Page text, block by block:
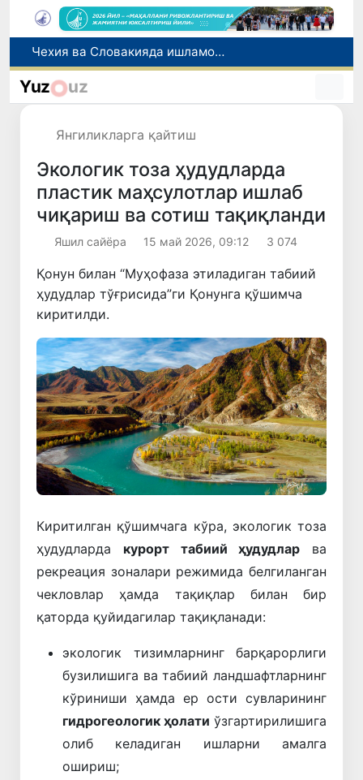
Боланинг фамилиясига отасининг исмини беришга рухсат берилади
Беҳруз Каримов фаолиятини Швейцариянинг «Лугано» клубида давом эттиради
Yuz uz
Янгиликларга қайтиш
Экологик тоза ҳудудларда
пластик маҳсулотлар ишлаб
чиқариш ва сотиш тақиқланди
Яшил сайёра 15 май 2026, 09:12 3 074
Қонун билан “Муҳофаза этиладиган табиий
ҳудудлар тўғрисида”ги Қонунга қўшимча
киритилди.
Киритилган қўшимчага кўра, экологик тоза
ҳудудларда курорт табиий ҳудудлар ва
рекреация зоналари режимида белгиланган
чекловлар ҳамда тақиқлар билан бир
қаторда қуйидагилар тақиқланади:
экологик тизимларнинг барқарорлиги
бузилишига ва табиий ландшафтларнинг
кўриниши ҳамда ер ости сувларининг
гидрогеологик ҳолати ўзгартирилишига
олиб келадиган ишларни амалга
ошириш;